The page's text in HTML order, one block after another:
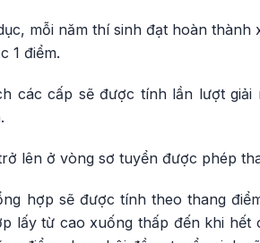
mỗi năm thí sinh đạt hoàn
1 điểm.
các cấp sẽ được tính lần lượt
lên ở vòng sơ tuyển được phép
hợp sẽ được tính theo thang
lấy từ cao xuống thấp đến khi